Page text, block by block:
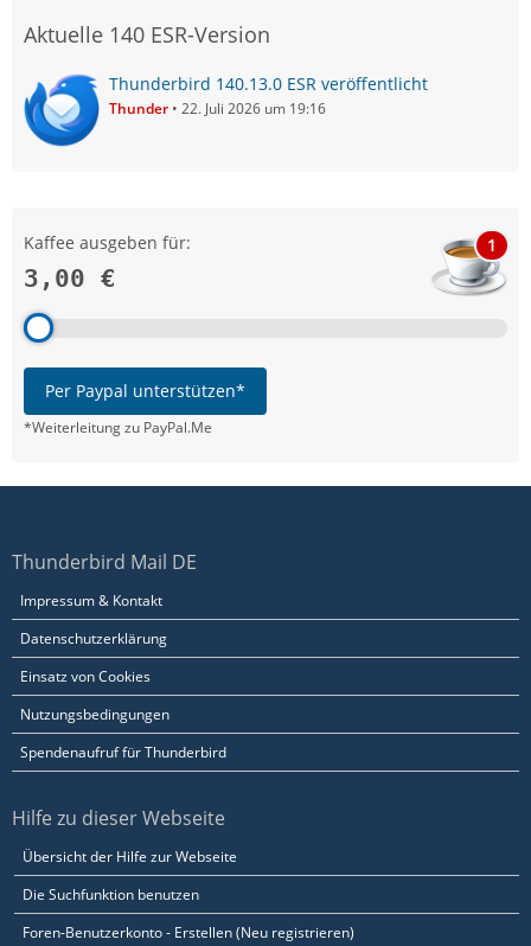
Aktuelle 140 ESR-Version
Thunderbird 140.13.0 ESR veröffentlicht
Thunder 22. Juli 2026 um 19:16
Kaffee ausgeben für:
3,00 €
1
Per Paypal unterstützen*
*Weiterleitung zu PayPal.Me
Thunderbird Mail DE
Impressum & Kontakt
Datenschutzerklärung
Einsatz von Cookies
Nutzungsbedingungen
Spendenaufruf für Thunderbird
Hilfe zu dieser Webseite
Übersicht der Hilfe zur Webseite
Die Suchfunktion benutzen
Foren-Benutzerkonto - Erstellen (Neu registrieren)